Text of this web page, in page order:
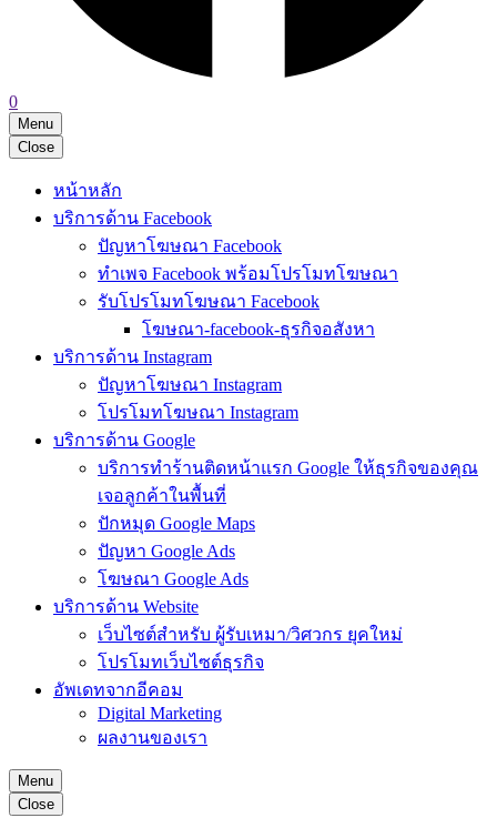
0
Menu
Close
หน้าหลัก
บริการด้าน Facebook
ปัญหาโฆษณา Facebook
ทำเพจ Facebook พร้อมโปรโมทโฆษณา
รับโปรโมทโฆษณา Facebook
โฆษณา-facebook-ธุรกิจอสังหา
บริการด้าน Instagram
ปัญหาโฆษณา Instagram
โปรโมทโฆษณา Instagram
บริการด้าน Google
บริการทำร้านติดหน้าแรก Google ให้ธุรกิจของคุณ
เจอลูกค้าในพื้นที่
ปักหมุด Google Maps
ปัญหา Google Ads
โฆษณา Google Ads
บริการด้าน Website
เว็บไซต์สำหรับ ผู้รับเหมา/วิศวกร ยุคใหม่
โปรโมทเว็บไซต์ธุรกิจ
อัพเดทจากอีคอม
Digital Marketing
ผลงานของเรา
Menu
Close